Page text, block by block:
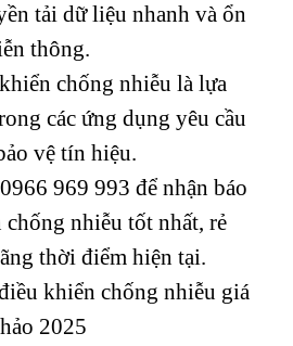
tải dữ liệu nhanh và ổn
thông.
chống nhiễu là lựa
các ứng dụng yêu cầu
vệ tín hiệu.
969 993 để nhận báo
nhiễu tốt nhất, rẻ
thời điểm hiện tại.
khiển chống nhiễu giá
2025